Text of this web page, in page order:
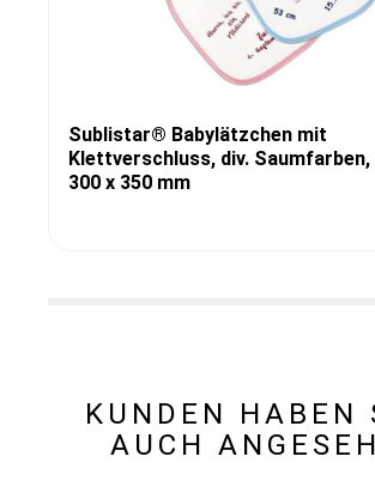
Sublistar® Babylätzchen mit
Klettverschluss, div. Saumfarben,
300 x 350 mm
KUNDEN HABEN
AUCH